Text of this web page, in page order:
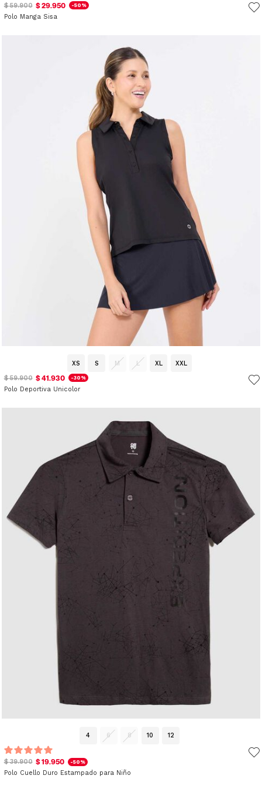
$ 59.900 $ 29.950 -50%
Polo Manga Sisa
XS S M L XL
XXL
$ 59.900 $ 41.930 -30%
Polo Deportiva Unicolor
4 6 8 10 12
$ 39.900 $ 19.950 -50%
Polo Cuello Duro Estampado para Niño